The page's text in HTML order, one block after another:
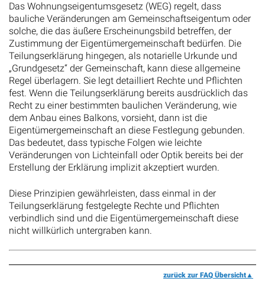
Das Wohnungseigentumsgesetz (WEG) regelt, dass
bauliche Veränderungen am Gemeinschaftseigentum oder
solche, die das äußere Erscheinungsbild betreffen, der
Zustimmung der Eigentümergemeinschaft bedürfen. Die
Teilungserklärung hingegen, als notarielle Urkunde und
„Grundgesetz“ der Gemeinschaft, kann diese allgemeine
Regel überlagern. Sie legt detailliert Rechte und Pflichten
fest. Wenn die Teilungserklärung bereits ausdrücklich das
Recht zu einer bestimmten baulichen Veränderung, wie
dem Anbau eines Balkons, vorsieht, dann ist die
Eigentümergemeinschaft an diese Festlegung gebunden.
Das bedeutet, dass typische Folgen wie leichte
Veränderungen von Lichteinfall oder Optik bereits bei der
Erstellung der Erklärung implizit akzeptiert wurden.
Diese Prinzipien gewährleisten, dass einmal in der
Teilungserklärung festgelegte Rechte und Pflichten
verbindlich sind und die Eigentümergemeinschaft diese
nicht willkürlich untergraben kann.
zurück zur FAQ Übersicht